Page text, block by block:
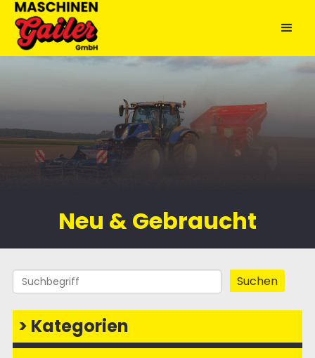
Neu & Gebraucht
> Kategorien